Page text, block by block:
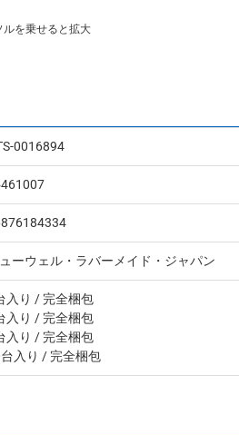
ルを乗せると拡大
0016894
ーウェル・ラバーメイド・ジャパン
入り / 完全梱包
入り / 完全梱包
入り / 完全梱包
入り / 完全梱包